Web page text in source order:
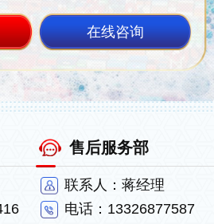
在线咨询
售后服务部
联系人：蒋经理
电话：13326877587